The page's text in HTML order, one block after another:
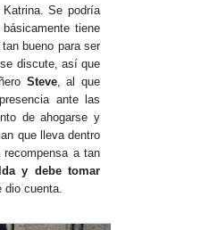
Katrina. Se podría
tiene
bueno para ser
discute, así que
Steve, al que
ante las
de ahogarse y
que lleva dentro
a tan
y debe tomar
cuenta.